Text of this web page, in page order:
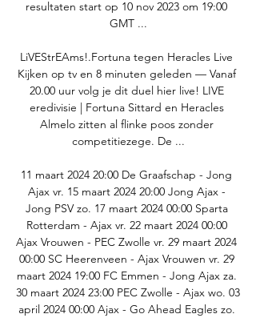
resultaten start op 10 nov 2023 om 19:00
GMT ...
LiVEStrEAms!.Fortuna tegen Heracles Live
Kijken op tv en 8 minuten geleden — Vanaf
20.00 uur volg je dit duel hier live! LIVE
eredivisie | Fortuna Sittard en Heracles
Almelo zitten al flinke poos zonder
competitiezege. De ...
11 maart 2024 20:00 De Graafschap - Jong
Ajax vr. 15 maart 2024 20:00 Jong Ajax -
Jong PSV zo. 17 maart 2024 00:00 Sparta
Rotterdam - Ajax vr. 22 maart 2024 00:00
Ajax Vrouwen - PEC Zwolle vr. 29 maart 2024
00:00 SC Heerenveen - Ajax Vrouwen vr. 29
maart 2024 19:00 FC Emmen - Jong Ajax za.
30 maart 2024 23:00 PEC Zwolle - Ajax wo. 03
april 2024 00:00 Ajax - Go Ahead Eagles zo.